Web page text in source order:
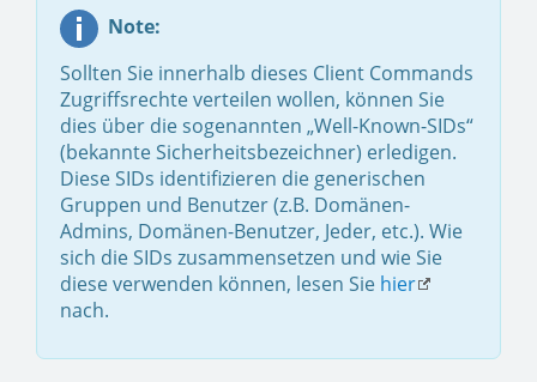
Note:
Sollten Sie innerhalb dieses Client Commands
Zugriffsrechte verteilen wollen, können Sie
dies über die sogenannten „Well-Known-SIDs“
(bekannte Sicherheitsbezeichner) erledigen.
Diese SIDs identifizieren die generischen
Gruppen und Benutzer (z.B. Domänen-
Admins, Domänen-Benutzer, Jeder, etc.). Wie
sich die SIDs zusammensetzen und wie Sie
diese verwenden können, lesen Sie hier
nach.